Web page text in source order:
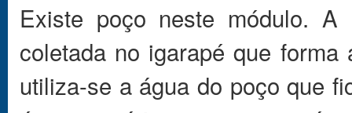
Existe poço neste módulo.
coletada no igarapé que
utiliza-se a água do poço que